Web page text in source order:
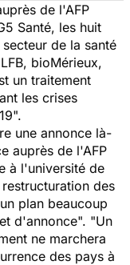
de l'AFP
Santé, les huit
de la santé
bioMérieux,
un traitement
les crises
".
une annonce là-
auprès de l'AFP
à l'université de
des
plan beaucoup
d'annonce". "Un
ne marchera
des pays à